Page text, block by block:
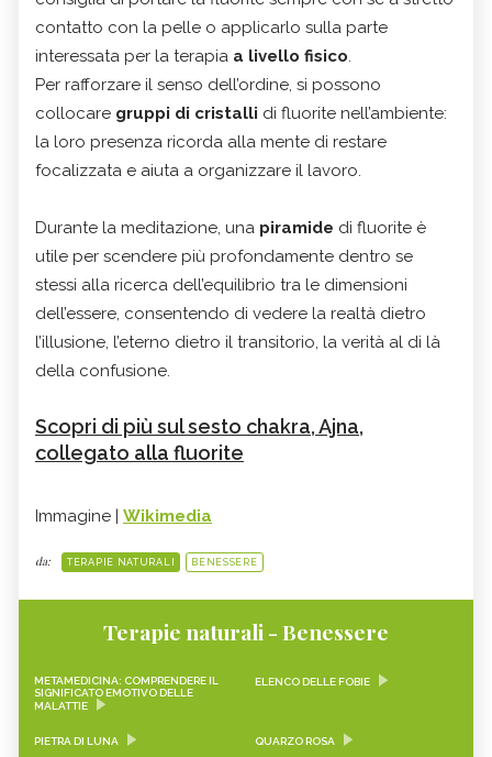
contatto con la pelle o applicarlo sulla parte
interessata per la terapia a livello fisico
Per rafforzare il senso dell’ordine, si possono
collocare gruppi di cristalli di fluorite nell’ambiente:
la loro presenza ricorda alla mente di restare
focalizzata e aiuta a organizzare il lavoro.
Durante la meditazione, una piramide di fluorite è
utile per scendere più profondamente dentro se
stessi alla ricerca dell’equilibrio tra le dimensioni
dell’essere, consentendo di vedere la realtà dietro
l’illusione, l’eterno dietro il transitorio, la verità al di là
della confusione.
Scopri di più sul sesto chakra, Ajna,
collegato alla fluorite
Immagine | Wikimedia
da: TERAPIE NATURALI BENESSERE
Terapie naturali - Benessere
METAMEDICINA: COMPRENDERE IL
SIGNIFICATO EMOTIVO DELLE
MALATTIE
ELENCO DELLE FOBIE
PIETRA DI LUNA QUARZO ROSA